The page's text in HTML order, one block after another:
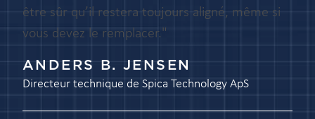
être sûr qu’il restera toujours aligné, même si
vous devez le remplacer."
ANDERS B. JENSEN
Directeur technique de Spica Technology ApS